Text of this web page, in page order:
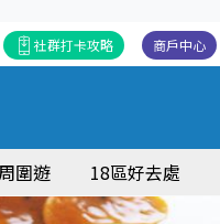
商戶中心
社群打卡攻略
圍遊 18區好去處